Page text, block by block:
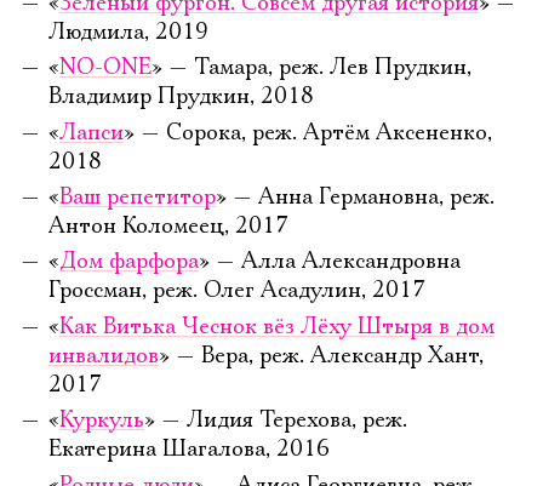
Людмила, 2019
«NO-ONE» — Тамара, реж. Лев Прудкин,
Владимир Прудкин, 2018
«Лапси» — Сорока, реж. Артём Аксененко,
2018
«Ваш репетитор» — Анна Германовна, реж.
Антон Коломеец, 2017
«Дом фарфора» — Алла Александровна
Гроссман, реж. Олег Асадулин, 2017
«Как Витька Чеснок вёз Лёху Штыря в дом
инвалидов» — Вера, реж. Александр Хант,
2017
«Куркуль» — Лидия Терехова, реж.
Екатерина Шагалова, 2016